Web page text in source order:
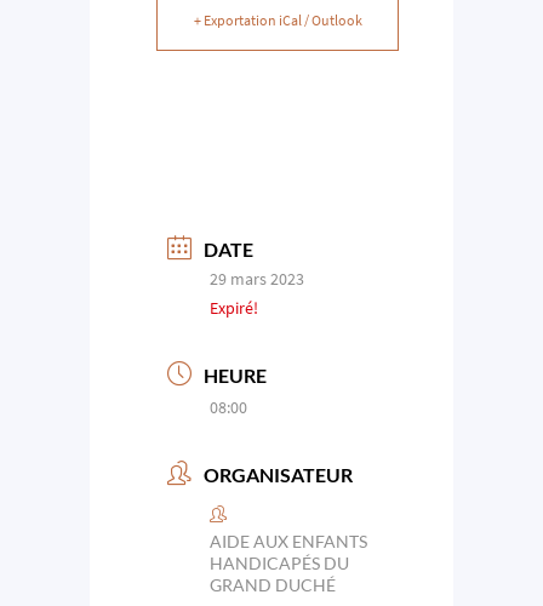
+ Exportation iCal / Outlook
DATE
29 mars 2023
Expiré!
HEURE
08:00
ORGANISATEUR
AIDE AUX ENFANTS
HANDICAPÉS DU
GRAND DUCHÉ